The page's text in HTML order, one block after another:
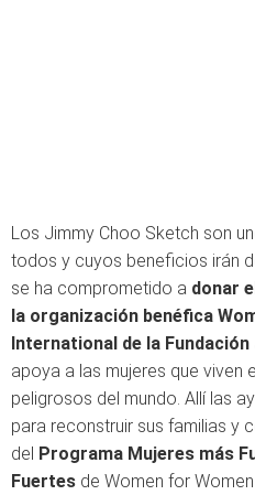
Los Jimmy Choo Sketch son
todos y cuyos beneficios irán
se ha comprometido a donar
la organización benéfica
International de la Fundación
apoya a las mujeres que viven
peligrosos del mundo. Allí las
para reconstruir sus familias y
del Programa Mujeres más
Fuertes de Women for